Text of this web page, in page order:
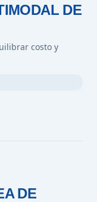
DE
costo y
DE